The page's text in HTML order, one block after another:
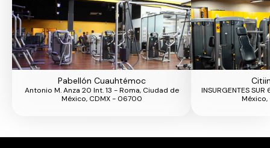
Pabellón Cuauhtémoc
Antonio M. Anza 20 Int. 13 - Roma, Ciudad de
México, CDMX - 06700
INSURGENTES
México,